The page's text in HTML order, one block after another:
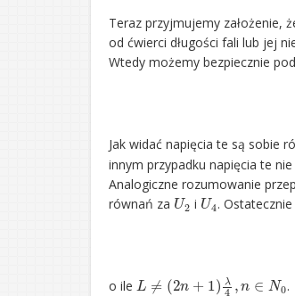
Teraz przyjmujemy założenie,
od ćwierci długości fali lub jej
Wtedy możemy bezpiecznie
Jak widać napięcia te są sobie
innym przypadku napięcia te
Analogiczne rozumowanie
równań za
U2
i
U4
.
o ile
L 2 n+ , n∈
.